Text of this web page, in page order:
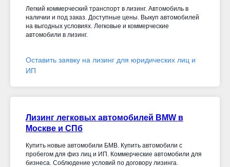
Легкий коммерческий транспорт в лизинг. Автомобиль в
наличии и под заказ. Доступные цены. Выкуп автомобилей
на выгодных условиях. Легковые и коммерческие
автомобили в лизинг.
Оставить заявку на лизинг для юридических лиц и
ИП
Лизинг легковых автомобилей BMW в
Москве и СПб
Купить новые автомобили БМВ. Купить автомобили с
пробегом для физ лиц и ИП. Коммерческие автомобили для
бизнеса. Соблюдение условий по договору лизинга.